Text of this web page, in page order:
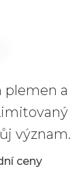
plemen a
význam.
ceny